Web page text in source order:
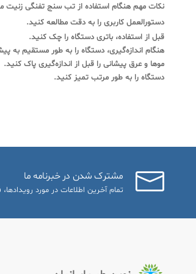
نکات مهم هنگام استفاده از تب سنج تفنگی زنیت
دستورالعمل کاربری را به دقت مطالعه کنید.
قبل از استفاده، باتری دستگاه را چک کنید.
هنگام اندازه‌گیری، دستگاه را به طور مستقیم به
موها و عرق پیشانی را قبل از اندازه‌گیری پاک کنید.
دستگاه را به طور مرتب تمیز کنید.
مشترک شدن در خبرنامه ما
تمام آخرین اطلاعات در مورد